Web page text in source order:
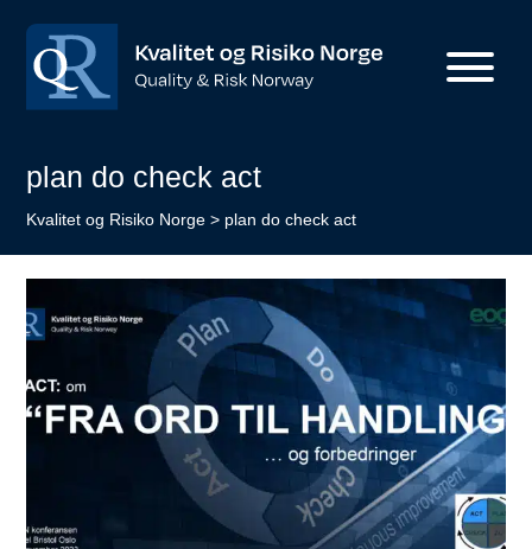
plan do check act
Kvalitet og Risiko Norge > plan do check act